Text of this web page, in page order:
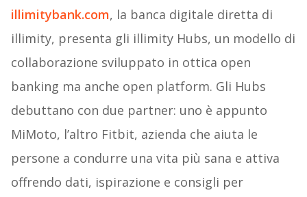
illimitybank.com, la banca digitale diretta di
illimity, presenta gli illimity Hubs, un modello di
collaborazione sviluppato in ottica open
banking ma anche open platform. Gli Hubs
debuttano con due partner: uno è appunto
MiMoto, l’altro Fitbit, azienda che aiuta le
persone a condurre una vita più sana e attiva
offrendo dati, ispirazione e consigli per